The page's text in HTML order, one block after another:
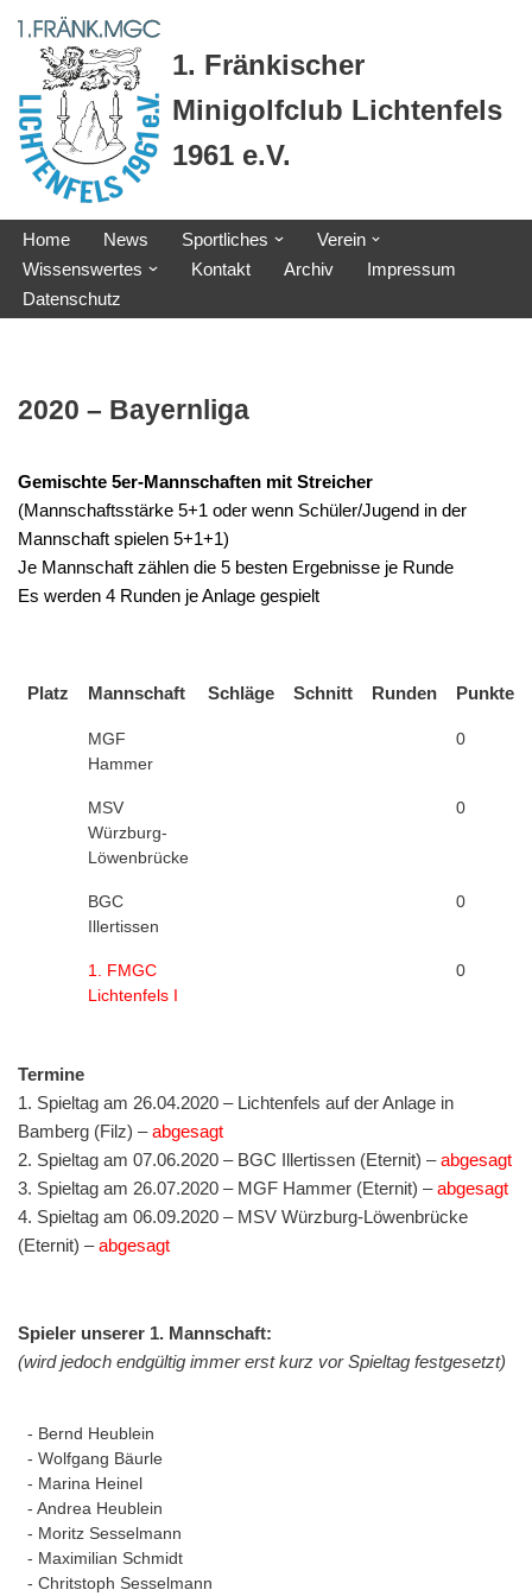
Zum
Inhalt
springen
1. Fränkischer
Minigolfclub Lichtenfels
1961 e.V.
Home News Sportliches
Verein
Wissenswertes
Kontakt Archiv
Impressum
Datenschutz
2020 – Bayernliga
Gemischte 5er-Mannschaften mit Streicher
(Mannschaftsstärke 5+1 oder wenn Schüler/Jugend in der
Mannschaft spielen 5+1+1)
Je Mannschaft zählen die 5 besten Ergebnisse je Runde
Es werden 4 Runden je Anlage gespielt
Platz Mannschaft Schläge Schnitt Runden Punkte
MGF
Hammer
0
MSV
Würzburg-
Löwenbrücke
0
BGC
Illertissen
0
1. FMGC
Lichtenfels I
0
Termine
1. Spieltag am 26.04.2020 – Lichtenfels auf der Anlage in
Bamberg (Filz) –abgesagt
2. Spieltag am 07.06.2020 – BGC Illertissen (Eternit) –abgesagt
3. Spieltag am 26.07.2020 – MGF Hammer (Eternit) –abgesagt
4. Spieltag am 06.09.2020 – MSV Würzburg-Löwenbrücke
(Eternit) –abgesagt
Spieler unserer 1. Mannschaft:
(wird jedoch endgültig immer erst kurz vor Spieltag festgesetzt)
- Bernd Heublein
- Wolfgang Bäurle
- Marina Heinel
- Andrea Heublein
- Moritz Sesselmann
- Maximilian Schmidt
- Chritstoph Sesselmann